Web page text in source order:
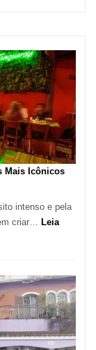
Mais Icônicos
intenso e pela
criar… Leia